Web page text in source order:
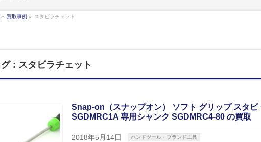
» 買取事例 » スタビラチェット
グ : スタビラチェット
Snap-on（スナップオン） ソフト グリップ スタビ
SGDMRC1A 専用シャンク SGDMRC4-80 の買取
2018年5月14日 ハンドツール・ブランド工具